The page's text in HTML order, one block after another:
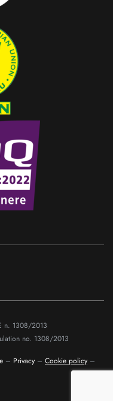
n. 1308/2013
no. 1308/2013
– Privacy – Cookie policy –